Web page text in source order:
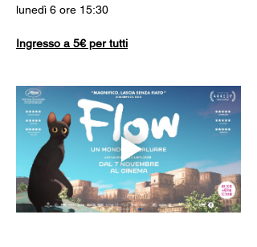
lunedì 6 ore 15:30
Ingresso a 5€ per tutti